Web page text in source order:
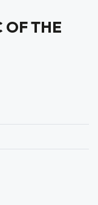
OF THE